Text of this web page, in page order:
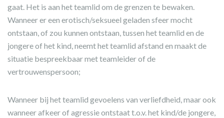
gaat. Het is aan het teamlid om de grenzen te bewaken.
Wanneer er een erotisch/seksueel geladen sfeer mocht
ontstaan, of zou kunnen ontstaan, tussen het teamlid en de
jongere of het kind, neemt het teamlid afstand en maakt de
situatie bespreekbaar met teamleider of de
vertrouwenspersoon;
Wanneer bij het teamlid gevoelens van verliefdheid, maar ook
wanneer afkeer of agressie ontstaat t.o.v. het kind/de jongere,